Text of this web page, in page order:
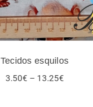
Tecidos esquilos
3.50€ – 13.25€Price